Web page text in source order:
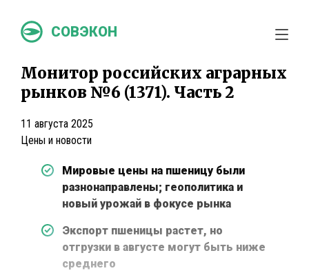
СОВЭКОН
Монитор российских аграрных
рынков №6 (1371). Часть 2
11 августа 2025
Цены и новости
Мировые цены на пшеницу были
разнонаправлены; геополитика и
новый урожай в фокусе рынка
Экспорт пшеницы растет, но
отгрузки в августе могут быть ниже
среднего